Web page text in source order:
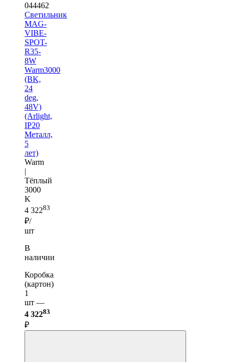
044462
Светильник
MAG-
VIBE-
SPOT-
R35-
8W
Warm3000
(BK,
24
deg,
48V)
(Arlight,
IP20
Металл,
5
лет)
Warm
|
Тёплый
3000
K
4 32283
₽/
шт
В
наличии
Коробка
(картон)
1
шт —
4 32283
₽